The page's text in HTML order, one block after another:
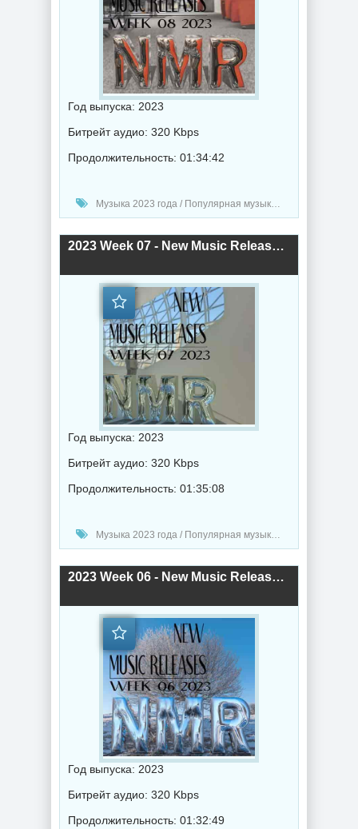
Год выпуска: 2023
Битрейт аудио: 320 Kbps
Продолжительность: 01:34:42
Музыка 2023 года / Популярная музыка / Рок - альтернативная музыка / Рэп - хип хоп музыка / Дабстеп музыка / Поп музыка / Танцевальная музыка / Сборник музыка / RnB music / Hip-Hop music
2023 Week 07 - New Music Releases (2023) торрент
Год выпуска: 2023
Битрейт аудио: 320 Kbps
Продолжительность: 01:35:08
Музыка 2023 года / Популярная музыка / Рок - альтернативная музыка / Рэп - хип хоп музыка / Дабстеп музыка / Поп музыка / Танцевальная музыка / Сборник музыка / RnB music / Hip-Hop music
2023 Week 06 - New Music Releases (2023) торрент
Год выпуска: 2023
Битрейт аудио: 320 Kbps
Продолжительность: 01:32:49